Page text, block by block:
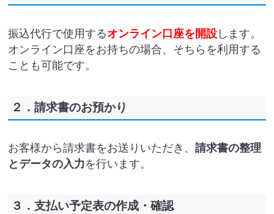
振込代行で使用するオンライン口座を開設 します。
オンライン口座をお持ちの場合、そちらを利用する
ことも可能です。
２．請求書のお預かり
お客様から請求書をお送りいただき、請求書の整理
とデータの入力 を行います。
３．支払い予定表の作成・確認